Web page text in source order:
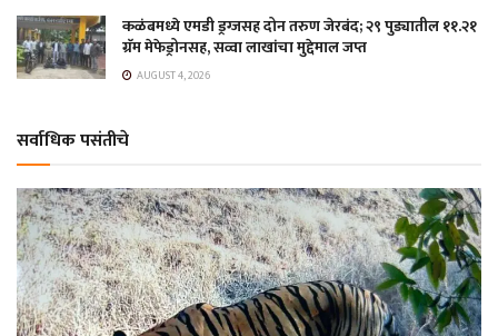
कळंबमध्ये एमडी ड्रग्जसह दोन तरुण जेरबंद; २९ पुड्यातील ११.२१
ग्रॅम मेफेड्रोनसह, सव्वा लाखांचा मुद्देमाल जप्त
AUGUST 4, 2026
सर्वाधिक पसंतीचे